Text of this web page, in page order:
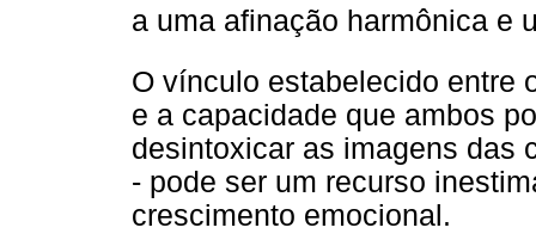
a uma afinação harmônica e
O vínculo estabelecido entre
e a capacidade que ambos
desintoxicar as imagens das
- pode ser um recurso
crescimento emocional.